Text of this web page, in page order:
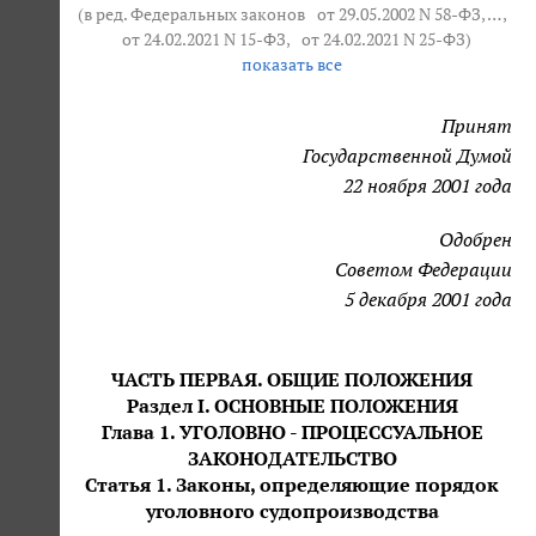
(в ред. Федеральных законов от 29.05.2002 N 58-ФЗ, … ,
от 24.02.2021 N 15-ФЗ, от 24.02.2021 N 25-ФЗ)
показать все
Принят
Государственной Думой
22 ноября 2001 года
Одобрен
Советом Федерации
5 декабря 2001 года
ЧАСТЬ ПЕРВАЯ. ОБЩИЕ ПОЛОЖЕНИЯ
Раздел I. ОСНОВНЫЕ ПОЛОЖЕНИЯ
Глава 1. УГОЛОВНО - ПРОЦЕССУАЛЬНОЕ
ЗАКОНОДАТЕЛЬСТВО
Статья 1. Законы, определяющие порядок
уголовного судопроизводства